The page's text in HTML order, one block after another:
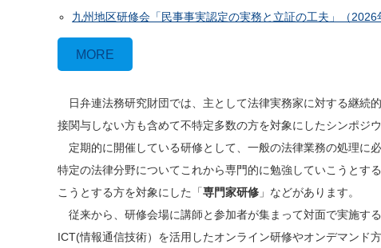
九州地区研修会「民事事実認定の実務と立証の工夫」（
MORE
日弁連法務研究財団では、主として法律実務家に対する継続
接関与しない方も含めて不特定多数の方を対象にしたシンポジ
定期的に開催している研修として、一般の法律業務の処理に
特定の法律分野についてこれから専門的に勉強していこうとす
こうとする方を対象にした「専門家研修 」などがあります。
従来から、研修会場に講師と参加者が集まって対面で実施す
ICT(情報通信技術）を活用したオンライン研修やオンデマンド